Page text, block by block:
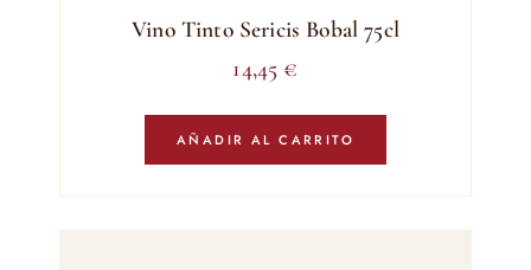
Vino Tinto Sericis Bobal 75cl
14,45 €
AÑADIR AL CARRITO